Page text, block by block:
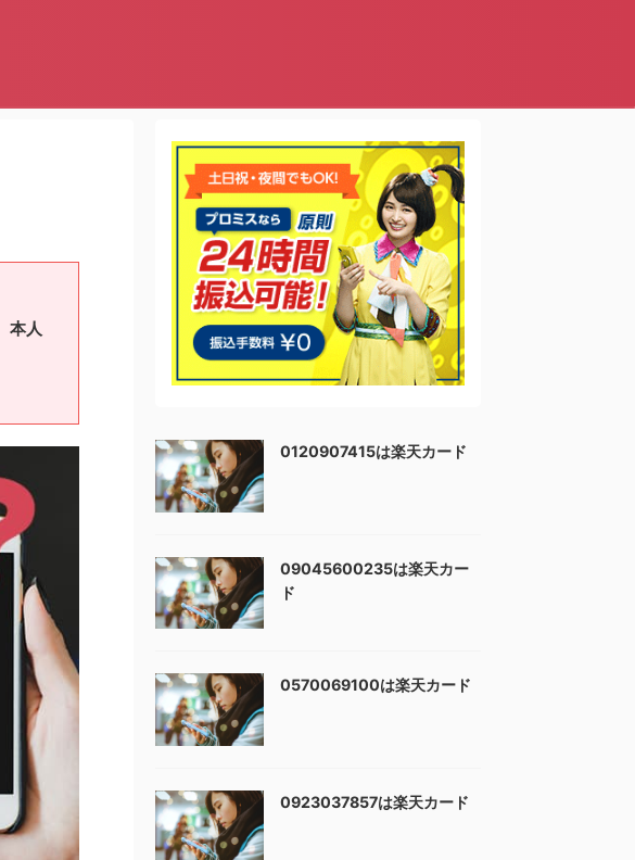
本人
0120907415は楽天カード
09045600235は楽天カー
ド
0570069100は楽天カード
0923037857は楽天カード